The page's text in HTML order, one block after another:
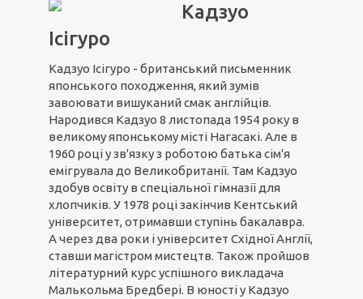
Кадзуо
Ісігуро
Кадзуо Ісігуро - британський письменник
японського походження, який зумів
завоювати вишуканий смак англійців.
Народився Кадзуо 8 листопада 1954 року в
великому японському місті Нагасакі. Але в
1960 році у зв'язку з роботою батька сім'я
емігрувала до Великобританії. Там Кадзуо
здобув освіту в спеціальної гімназії для
хлопчиків. У 1978 році закінчив Кентський
університет, отримавши ступінь бакалавра.
А через два роки і університет Східної Англії,
ставши магістром мистецтв. Також пройшов
літературний курс успішного викладача
Малькольма Бредбері. В юності у Кадзуо